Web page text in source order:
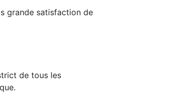
grande satisfaction de
de tous les